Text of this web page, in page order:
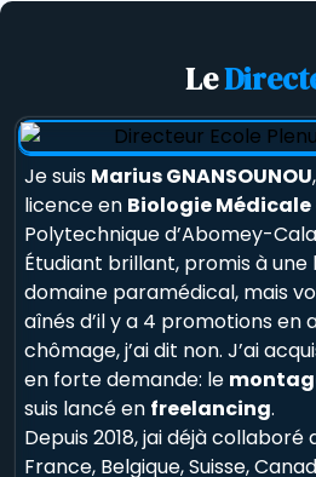
Le
Je suis Marius GNANSOUNOU
licence en Biologie Médicale
Polytechnique d’Abomey-
Étudiant brillant, promis à
domaine paramédical, mais
aînés d’il y a 4 promotions en
chômage, j’ai dit non. J’ai
en forte demande: le
suis lancé en freelancing.
Depuis 2018, jai déjà
France, Belgique, Suisse,